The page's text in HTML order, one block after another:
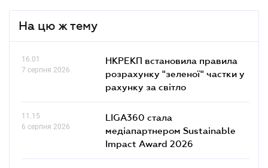
На цю ж тему
16.01
7 серпня 2026
НКРЕКП встановила правила
розрахунку "зеленої" частки у
рахунку за світло
11.15
6 серпня 2026
LIGA360 стала
медіапартнером Sustainable
Impact Award 2026